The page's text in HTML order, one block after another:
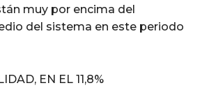
muy por encima del
del sistema en este periodo
EN EL 11,8%